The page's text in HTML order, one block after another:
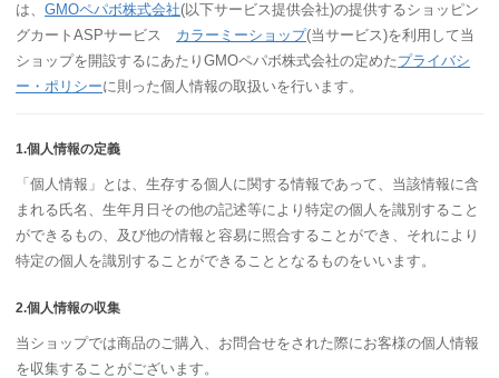
は、 GMOペパボ株式会社(以下サービス提供会社)の提供するショッピン
グカートASPサービス カラーミーショップ(当サービス)を利用して当
ショップを開設するにあたりGMOペパボ株式会社の定めたプライバシ
ー・ポリシーに則った個人情報の取扱いを行います。
1.個人情報の定義
「個人情報」とは、生存する個人に関する情報であって、当該情報に含
まれる氏名、生年月日その他の記述等により特定の個人を識別すること
ができるもの、及び他の情報と容易に照合することができ、それにより
特定の個人を識別することができることとなるものをいいます。
2.個人情報の収集
当ショップでは商品のご購入、お問合せをされた際にお客様の個人情報
を収集することがございます。